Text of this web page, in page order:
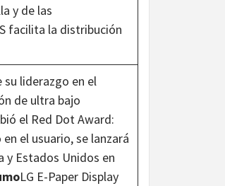
y de las
facilita la distribución
liderazgo en el
de ultra bajo
el Red Dot Award:
el usuario, se lanzará
y Estados Unidos en
LG E-Paper Display